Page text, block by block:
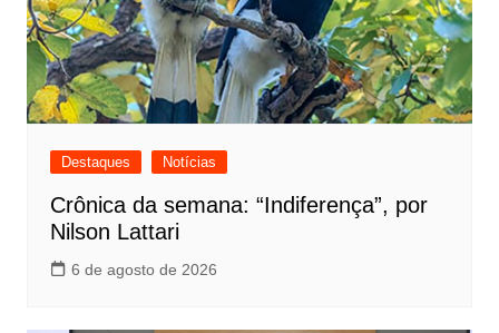
Destaques Notícias
Crônica da semana: “Indiferença”, por
Nilson Lattari
6 de agosto de 2026